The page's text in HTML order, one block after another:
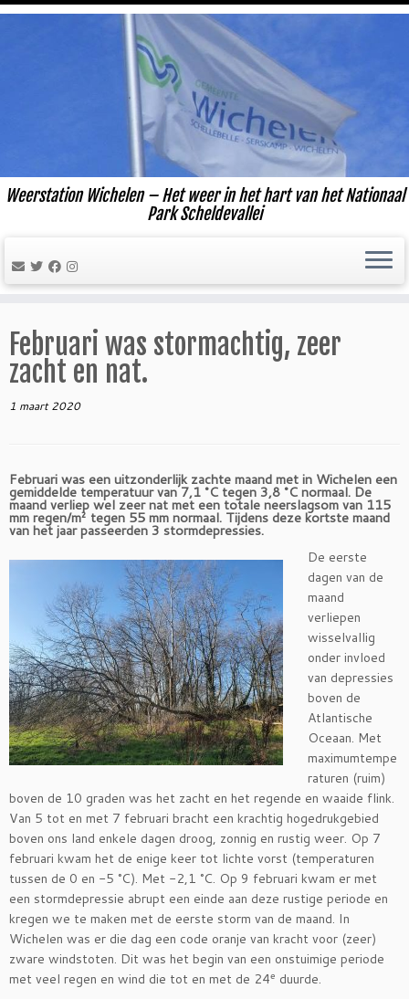
Ga
Weerstation Wichelen – Het weer in het hart van het Nationaal
Park Scheldevallei
Februari was stormachtig, zeer
zacht en nat.
1 maart 2020
Februari was een uitzonderlijk zachte maand met in Wichelen een
gemiddelde temperatuur van 7,1 °C tegen 3,8 °C normaal. De
maand verliep wel zeer nat met een totale neerslagsom van 115
mm regen/m² tegen 55 mm normaal. Tijdens deze kortste maand
van het jaar passeerden 3 stormdepressies.
De eerste
dagen van de
maand
verliepen
wisselvallig
onder invloed
van depressies
boven de
Atlantische
Oceaan. Met
maximumtempe
raturen (ruim)
boven de 10 graden was het zacht en het regende en waaide flink.
Van 5 tot en met 7 februari bracht een krachtig hogedrukgebied
boven ons land enkele dagen droog, zonnig en rustig weer. Op 7
februari kwam het de enige keer tot lichte vorst (temperaturen
tussen de 0 en -5 °C). Met -2,1 °C. Op 9 februari kwam er met
een stormdepressie abrupt een einde aan deze rustige periode en
kregen we te maken met de eerste storm van de maand. In
Wichelen was er die dag een code oranje van kracht voor (zeer)
zware windstoten. Dit was het begin van een onstuimige periode
met veel regen en wind die tot en met de 24e duurde.